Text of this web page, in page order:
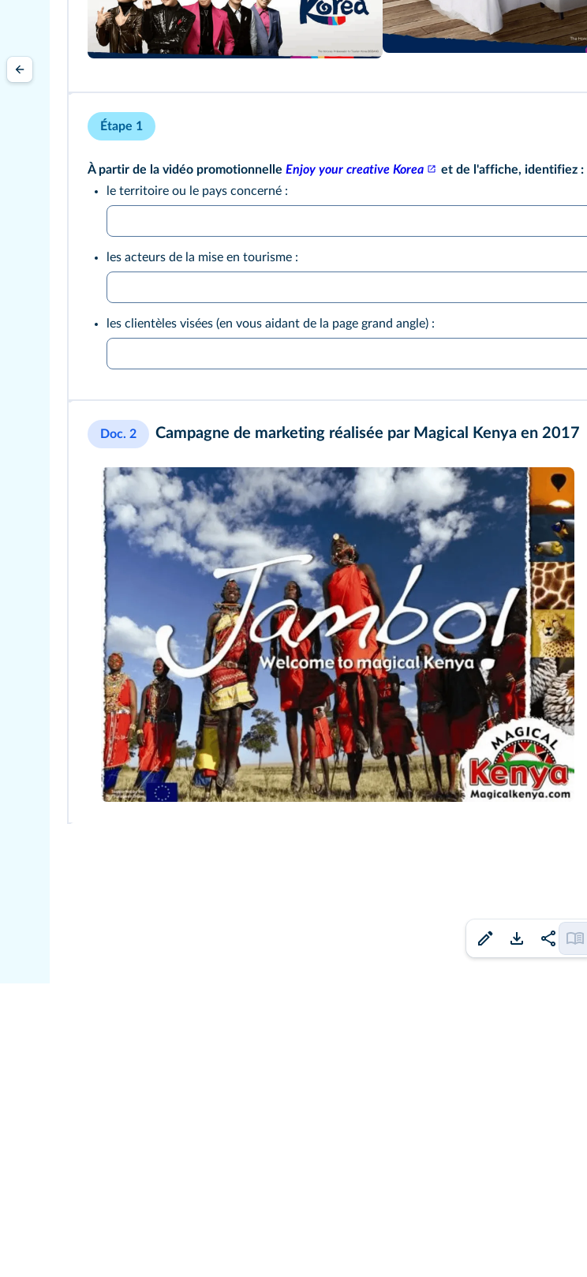
Étape 1
À partir de la vidéo promotionnelle Enjoy your creative Korea
et de l'affiche, identifiez :
le territoire ou le pays concerné :
les acteurs de la mise en tourisme :
les clientèles visées (en vous aidant de la page grand angle) :
Doc. 2 Campagne de marketing réalisée par Magical Kenya en 2017